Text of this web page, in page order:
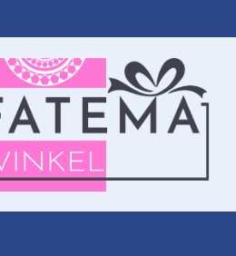
Sleutelhanger Contact